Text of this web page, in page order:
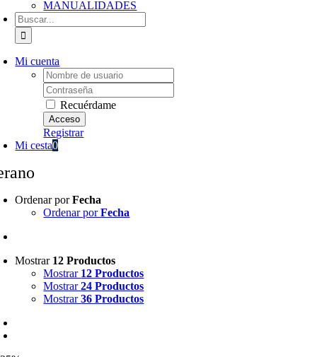
MANUALIDADES
Buscar:
Mi cuenta
Username:
Password:
Recuérdame
Registrar
Mi cesta0
Ordenar porFecha
Ordenar porFecha
Mostrar 12 Productos
Mostrar 12 Productos
Mostrar24 Productos
Mostrar36 Productos